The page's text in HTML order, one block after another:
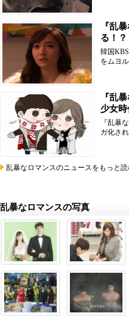
『乱
る！？
韓国
をムヨ
『乱
少女時
『乱暴
ガ化さ
乱暴なロマンスのニュースをもっと読
乱暴なロマンスの写真